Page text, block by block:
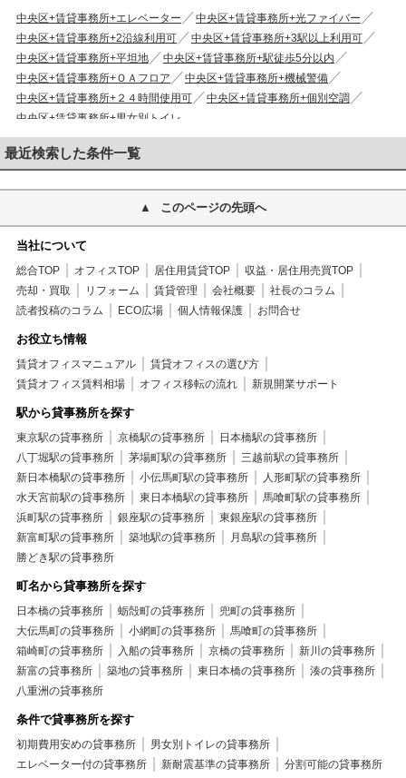
中央区+賃貸事務所+エレベーター
中央区+賃貸事務所+光ファイバー
中央区+賃貸事務所+2沿線利用可
中央区+賃貸事務所+3駅以上利用可
中央区+賃貸事務所+平坦地
中央区+賃貸事務所+駅徒歩5分以内
中央区+賃貸事務所+ＯＡフロア
中央区+賃貸事務所+機械警備
中央区+賃貸事務所+２４時間使用可
中央区+賃貸事務所+個別空調
中央区+賃貸事務所+男女別トイレ
最近検索した条件一覧
このページの先頭へ
当社について
総合TOP オフィスTOP 居住用賃貸TOP
収益・居住用売買TOP
売却・買取
リフォーム 賃貸管理 会社概要
社長のコラム
読者投稿のコラム
ECO広場 個人情報保護 お問合せ
お役立ち情報
賃貸オフィスマニュアル
賃貸オフィスの選び方
賃貸オフィス賃料相場
オフィス移転の流れ 新規開業サポート
駅から貸事務所を探す
東京駅の貸事務所 京橋駅の貸事務所
日本橋駅の貸事務所
八丁堀駅の貸事務所
茅場町駅の貸事務所
三越前駅の貸事務所
新日本橋駅の貸事務所
小伝馬町駅の貸事務所
人形町駅の貸事務所
水天宮前駅の貸事務所
東日本橋駅の貸事務所
馬喰町駅の貸事務所
浜町駅の貸事務所
銀座駅の貸事務所
東銀座駅の貸事務所
新富町駅の貸事務所
築地駅の貸事務所
月島駅の貸事務所
勝どき駅の貸事務所
町名から貸事務所を探す
日本橋の貸事務所 蛎殻町の貸事務所
兜町の貸事務所
大伝馬町の貸事務所
小網町の貸事務所
馬喰町の貸事務所
箱崎町の貸事務所
入船の貸事務所 京橋の貸事務所
新川の貸事務所
新富の貸事務所
築地の貸事務所 東日本橋の貸事務所
湊の貸事務所
八重洲の貸事務所
条件で貸事務所を探す
初期費用安めの貸事務所
男女別トイレの貸事務所
エレベーター付の貸事務所
新耐震基準の貸事務所 分割可能の貸事務所